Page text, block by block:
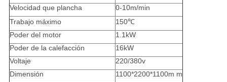
Velocidad que plancha
0-10m/min
Trabajo máximo
150℃
Poder del motor
1.1kW
Poder de la calefacción
16kW
Voltaje
220/380v
Dimensión
1100*2200*1100m m